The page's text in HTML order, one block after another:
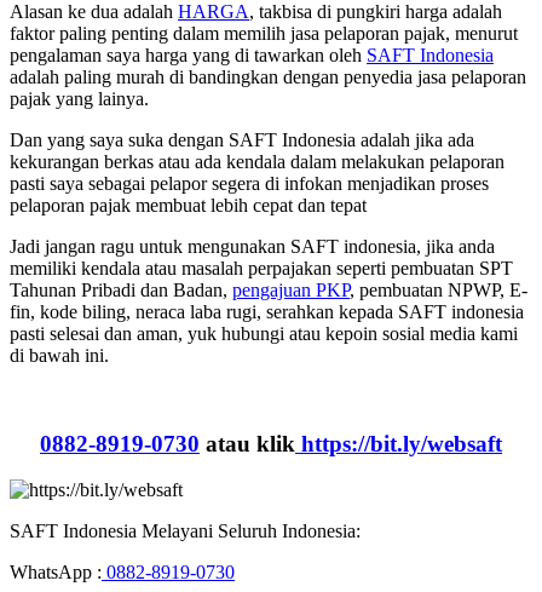
Alasan ke dua adalah HARGA, takbisa di pungkiri harga adalah
faktor paling penting dalam memilih jasa pelaporan pajak, menurut
pengalaman saya harga yang di tawarkan oleh SAFT Indonesia
adalah paling murah di bandingkan dengan penyedia jasa pelaporan
pajak yang lainya.
Dan yang saya suka dengan SAFT Indonesia adalah jika ada
kekurangan berkas atau ada kendala dalam melakukan pelaporan
pasti saya sebagai pelapor segera di infokan menjadikan proses
pelaporan pajak membuat lebih cepat dan tepat
Jadi jangan ragu untuk mengunakan SAFT indonesia, jika anda
memiliki kendala atau masalah perpajakan seperti pembuatan SPT
Tahunan Pribadi dan Badan, pengajuan PKP, pembuatan NPWP, E-
fin, kode biling, neraca laba rugi, serahkan kepada SAFT indonesia
pasti selesai dan aman, yuk hubungi atau kepoin sosial media kami
di bawah ini.
0882-8919-0730 atau klik https://bit.ly/websaft
SAFT Indonesia Melayani Seluruh Indonesia:
WhatsApp : 0882-8919-0730